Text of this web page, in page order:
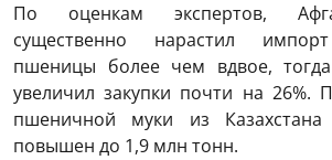
По оценкам экспертов,
существенно нарастил импорт
пшеницы более чем вдвое, тогда
увеличил закупки почти на 26%.
пшеничной муки из
повышен до 1,9 млн тонн.